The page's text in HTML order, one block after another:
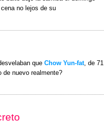
no lejos de su
que Chow Yun-fat, de 71
nuevo realmente?